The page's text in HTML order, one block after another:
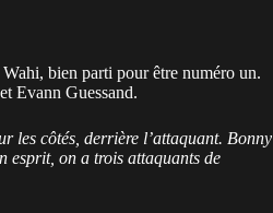
bien parti pour être numéro un.
Evann Guessand.
les côtés, derrière l’attaquant. Bonny
esprit, on a trois attaquants de